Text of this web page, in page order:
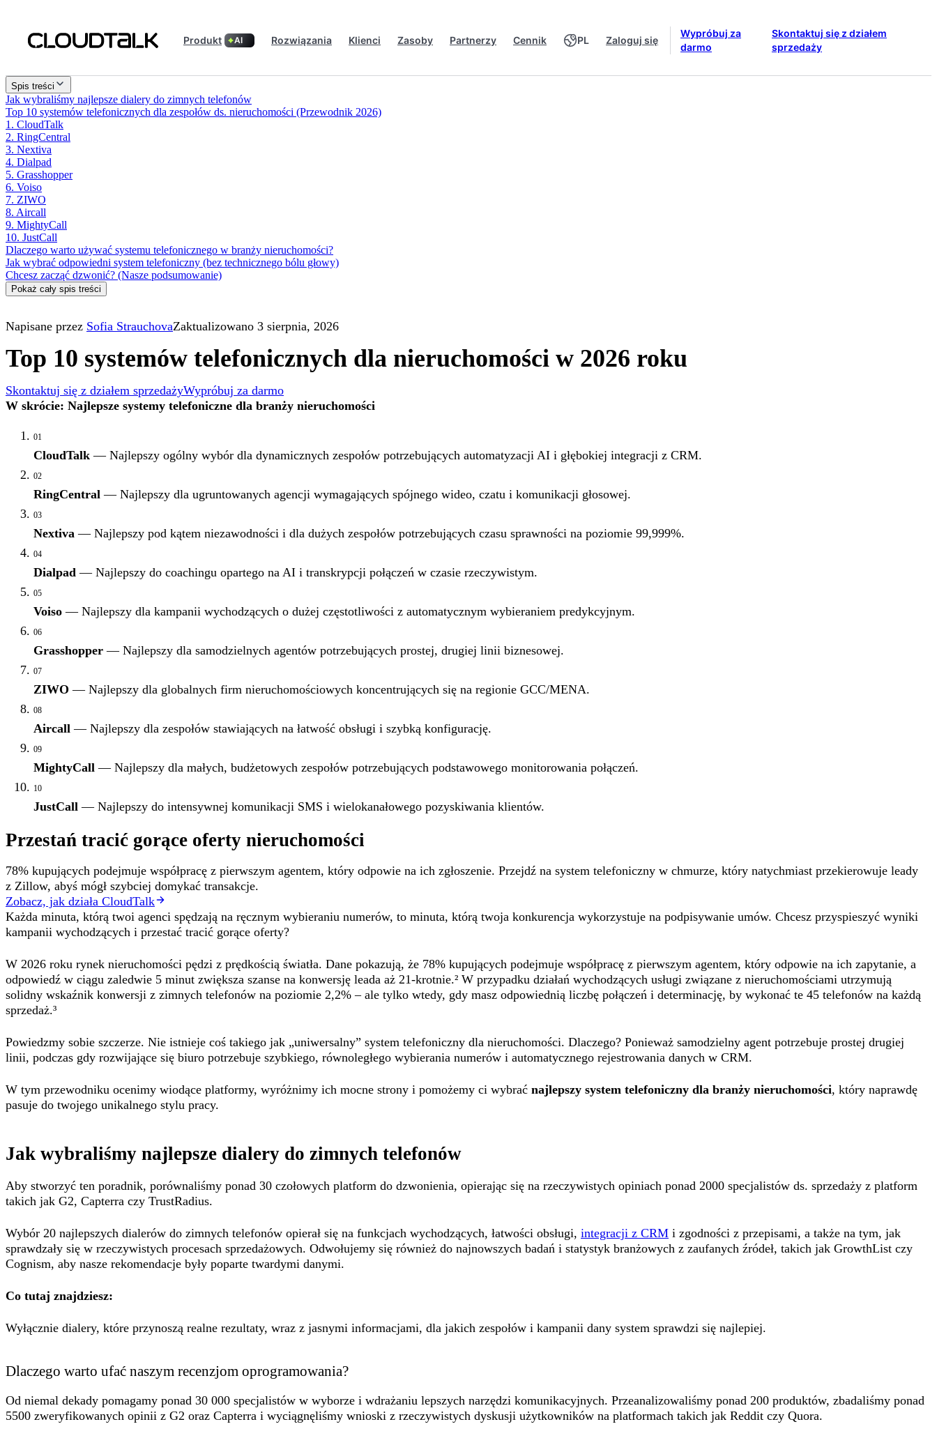
Produkt AI Rozwiązania Klienci Zasoby Partnerzy Cennik PL Zaloguj się
Wypróbuj za
darmo
Skontaktuj się z działem
sprzedaży
Spis treści
Jak wybraliśmy najlepsze dialery do zimnych telefonów
Top 10 systemów telefonicznych dla zespołów ds. nieruchomości (Przewodnik 2026)
1. CloudTalk
2. RingCentral
3. Nextiva
4. Dialpad
5. Grasshopper
6. Voiso
7. ZIWO
8. Aircall
9. MightyCall
10. JustCall
Dlaczego warto używać systemu telefonicznego w branży nieruchomości?
Jak wybrać odpowiedni system telefoniczny (bez technicznego bólu głowy)
Chcesz zacząć dzwonić? (Nasze podsumowanie)
Pokaż cały spis treści
Napisane przez Sofia StrauchovaZaktualizowano 3 sierpnia, 2026
Top 10 systemów telefonicznych dla nieruchomości w 2026 roku
Skontaktuj się z działem sprzedażyWypróbuj za darmo
W skrócie: Najlepsze systemy telefoniczne dla branży nieruchomości
01
CloudTalk — Najlepszy ogólny wybór dla dynamicznych zespołów potrzebujących automatyzacji AI i głębokiej integracji z CRM.
02
RingCentral — Najlepszy dla ugruntowanych agencji wymagających spójnego wideo, czatu i komunikacji głosowej.
03
Nextiva — Najlepszy pod kątem niezawodności i dla dużych zespołów potrzebujących czasu sprawności na poziomie 99,999%.
04
Dialpad — Najlepszy do coachingu opartego na AI i transkrypcji połączeń w czasie rzeczywistym.
05
Voiso — Najlepszy dla kampanii wychodzących o dużej częstotliwości z automatycznym wybieraniem predykcyjnym.
06
Grasshopper — Najlepszy dla samodzielnych agentów potrzebujących prostej, drugiej linii biznesowej.
07
ZIWO — Najlepszy dla globalnych firm nieruchomościowych koncentrujących się na regionie GCC/MENA.
08
Aircall — Najlepszy dla zespołów stawiających na łatwość obsługi i szybką konfigurację.
09
MightyCall — Najlepszy dla małych, budżetowych zespołów potrzebujących podstawowego monitorowania połączeń.
10
JustCall — Najlepszy do intensywnej komunikacji SMS i wielokanałowego pozyskiwania klientów.
Przestań tracić gorące oferty nieruchomości
78% kupujących podejmuje współpracę z pierwszym agentem, który odpowie na ich zgłoszenie. Przejdź na system telefoniczny w chmurze, który natychmiast przekierowuje leady
z Zillow, abyś mógł szybciej domykać transakcje.
Zobacz, jak działa CloudTalk
Każda minuta, którą twoi agenci spędzają na ręcznym wybieraniu numerów, to minuta, którą twoja konkurencja wykorzystuje na podpisywanie umów. Chcesz przyspieszyć wyniki
kampanii wychodzących i przestać tracić gorące oferty?
W 2026 roku rynek nieruchomości pędzi z prędkością światła. Dane pokazują, że 78% kupujących podejmuje współpracę z pierwszym agentem, który odpowie na ich zapytanie, a
odpowiedź w ciągu zaledwie 5 minut zwiększa szanse na konwersję leada aż 21-krotnie.² W przypadku działań wychodzących usługi związane z nieruchomościami utrzymują
solidny wskaźnik konwersji z zimnych telefonów na poziomie 2,2% – ale tylko wtedy, gdy masz odpowiednią liczbę połączeń i determinację, by wykonać te 45 telefonów na każdą
sprzedaż.³
Powiedzmy sobie szczerze. Nie istnieje coś takiego jak „uniwersalny” system telefoniczny dla nieruchomości. Dlaczego? Ponieważ samodzielny agent potrzebuje prostej drugiej
linii, podczas gdy rozwijające się biuro potrzebuje szybkiego, równoległego wybierania numerów i automatycznego rejestrowania danych w CRM.
W tym przewodniku ocenimy wiodące platformy, wyróżnimy ich mocne strony i pomożemy ci wybrać najlepszy system telefoniczny dla branży nieruchomości, który naprawdę
pasuje do twojego unikalnego stylu pracy.
Jak wybraliśmy najlepsze dialery do zimnych telefonów
Aby stworzyć ten poradnik, porównaliśmy ponad 30 czołowych platform do dzwonienia, opierając się na rzeczywistych opiniach ponad 2000 specjalistów ds. sprzedaży z platform
takich jak G2, Capterra czy TrustRadius.
Wybór 20 najlepszych dialerów do zimnych telefonów opierał się na funkcjach wychodzących, łatwości obsługi, integracji z CRM i zgodności z przepisami, a także na tym, jak
sprawdzały się w rzeczywistych procesach sprzedażowych. Odwołujemy się również do najnowszych badań i statystyk branżowych z zaufanych źródeł, takich jak GrowthList czy
Cognism, aby nasze rekomendacje były poparte twardymi danymi.
Co tutaj znajdziesz:
Wyłącznie dialery, które przynoszą realne rezultaty, wraz z jasnymi informacjami, dla jakich zespołów i kampanii dany system sprawdzi się najlepiej.
Dlaczego warto ufać naszym recenzjom oprogramowania?
Od niemal dekady pomagamy ponad 30 000 specjalistów w wyborze i wdrażaniu lepszych narzędzi komunikacyjnych. Przeanalizowaliśmy ponad 200 produktów, zbadaliśmy ponad
5500 zweryfikowanych opinii z G2 oraz Capterra i wyciągnęliśmy wnioski z rzeczywistych dyskusji użytkowników na platformach takich jak Reddit czy Quora.